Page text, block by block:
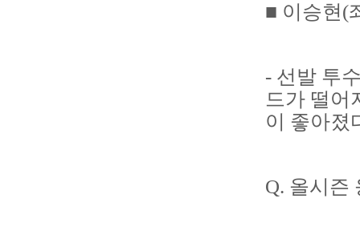
■ 이승현(
- 선발 투
드가 떨어
이 좋아졌
Q. 올시즌